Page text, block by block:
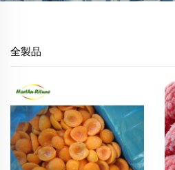
全製品